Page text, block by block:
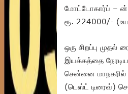
மோட்டோகார்ப் – ன்
ரூ. 224000/-
ஒரு சிறப்பு
இயக்கத்தை
சென்னை
(டெஸ்ட் டிரைவ்)